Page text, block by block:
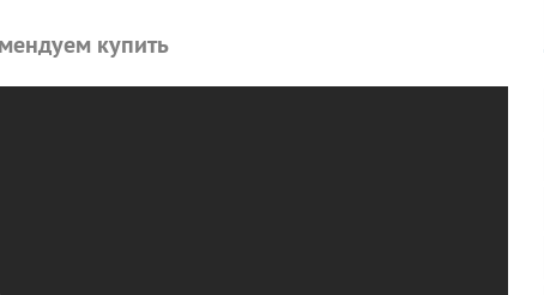
купить